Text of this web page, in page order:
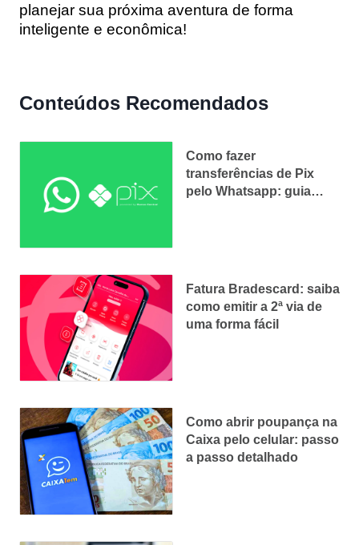
planejar sua próxima aventura de forma
inteligente e econômica!
Conteúdos Recomendados
Como fazer
transferências de Pix
pelo Whatsapp: guia
Fatura Bradescard: saiba
como emitir a 2ª via de
uma forma fácil
Como abrir poupança na
Caixa pelo celular: passo
a passo detalhado